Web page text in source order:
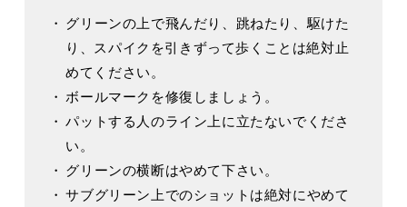
グリーンの上で飛んだり、跳ねたり、駆けた
り、スパイクを引きずって歩くことは絶対止
めてください。
ボールマークを修復しましょう。
パットする人のライン上に立たないでくださ
い。
グリーンの横断はやめて下さい。
サブグリーン上でのショットは絶対にやめて